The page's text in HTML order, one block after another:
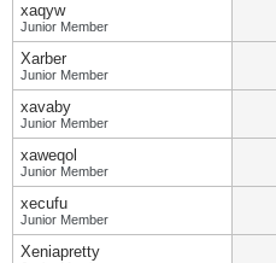
xaqyw
Junior Member
Xarber
Junior Member
xavaby
Junior Member
xaweqol
Junior Member
xecufu
Junior Member
Xeniapretty